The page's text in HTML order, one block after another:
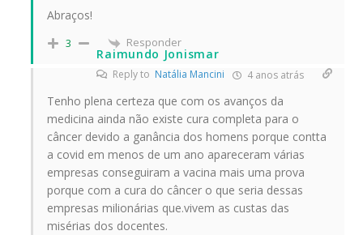
Abraços!
3 Responder
Raimundo Jonismar
Reply to Natália Mancini 4 anos atrás
Tenho plena certeza que com os avanços da
medicina ainda não existe cura completa para o
câncer devido a ganância dos homens porque contta
a covid em menos de um ano apareceram várias
empresas conseguiram a vacina mais uma prova
porque com a cura do câncer o que seria dessas
empresas milionárias que.vivem as custas das
misérias dos docentes.